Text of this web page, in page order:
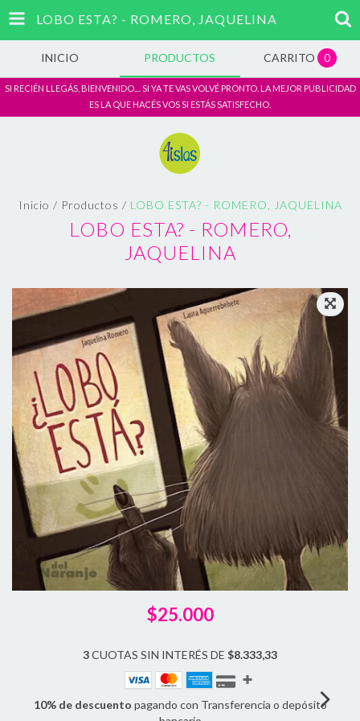
LOBO ESTA? - ROMERO, JAQUELINA
INICIO PRODUCTOS CARRITO 0
SI RECIÉN LLEGÁS, BIENVENIDO.... SI YA TE VAS VOLVÉ PRONTO. LA MEJOR PUBLICIDAD
ES LA QUE HACÉS VOS SI ESTÁS SATISFECHO.
Inicio / Productos / LOBO ESTA? - ROMERO, JAQUELINA
LOBO ESTA? - ROMERO,
JAQUELINA
$25.000
3CUOTAS SIN INTERÉS DE $8.333,33
10% de descuento pagando con Transferencia o depósito